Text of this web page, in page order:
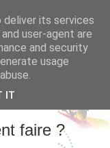
faire ?
its services
user-agent are
and security
usage
IT